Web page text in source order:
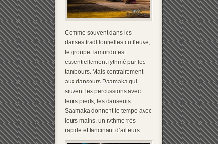
Comme souvent dans les
danses traditionnelles du fleuve,
le groupe Tamundu est
essentiellement rythmé par les
tambours. Mais contrairement
aux danseurs Paamaka qui
siuvent les percussions avec
leurs pieds, les danseurs
Saamaka donnent le tempo avec
leurs mains, un rythme très
rapide et lancinant d’ailleurs.